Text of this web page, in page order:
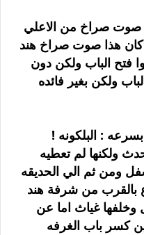
صوت صراخ من الاعلي
هذا صوت صراخ هند
فتح الباب ولكن دون
ولكن بغير فائده
: البلكونه !
ولكنها لم تعطيه
ومن ثم الي الحديقه
بالقرب من شرفة هند
غياث اما عن
كسر باب الغرفه